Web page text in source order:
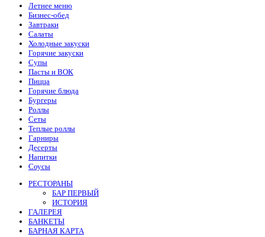
Летнее меню
Бизнес-обед
Завтраки
Салаты
Холодные закуски
Горячие закуски
Супы
Пасты и ВОК
Пицца
Горячие блюда
Бургеры
Роллы
Сеты
Теплые роллы
Гарниры
Десерты
Напитки
Соусы
РЕСТОРАНЫ
БАР ПЕРВЫЙ
ИСТОРИЯ
ГАЛЕРЕЯ
БАНКЕТЫ
БАРНАЯ КАРТА